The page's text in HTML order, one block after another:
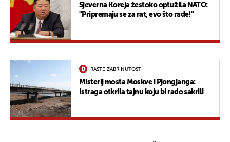
Sjeverna Koreja žestoko optužila NATO:
"Pripremaju se za rat, evo što rade!"
RASTE ZABRINUTOST
Misterij mosta Moskve i Pjongjanga:
Istraga otkrila tajnu koju bi rado sakrili